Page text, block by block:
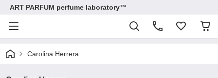
ART PARFUM perfume laboratory™
Carolina Herrera